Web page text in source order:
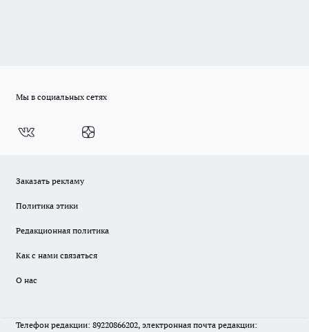
Мы в социальных сетях
Заказать рекламу
Политика этики
Редакционная политика
Как с нами связаться
О нас
Телефон редакции: 89220866202, электронная почта редакции: